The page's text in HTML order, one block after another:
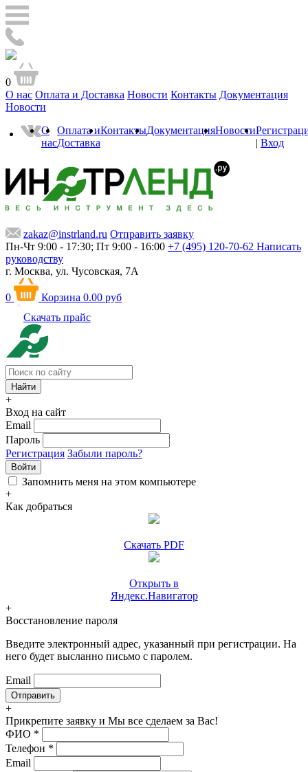
0
О нас Оплата и Доставка Новости Контакты Документация
Новости
О
нас
Оплата и
Доставка
КонтактыДокументацияНовости
| Вход
zakaz@instrland.ru Отправить заявку
Пн-Чт 9:00 - 17:30; Пт 9:00 - 16:00 +7 (495) 120-70-62 Написать
руководству
г. Москва, ул. Чусовская, 7А
0 Корзина 0.00 руб
Скачать прайс
+
Вход на сайт
Email
Пароль
Регистрация Забыли пароль?
Войти
Запомнить меня на этом компьютере
+
Как добраться
Скачать PDF
Открыть в
Яндекс.Навигатор
+
Восстановление пароля
Введите электронный адрес, указанный при регистрации. На
него будет высланно письмо с паролем.
Email
+
Прикрепите заявку и Мы все сделаем за Вас!
ФИО *
Телефон *
Email